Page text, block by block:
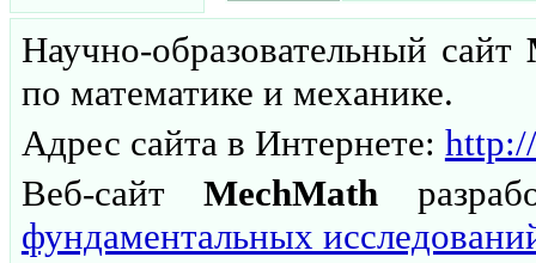
Научно-образовательный сайт
по математике и механике.
Адрес сайта в Интернете:
Веб-сайтMechMath
фундаментальных